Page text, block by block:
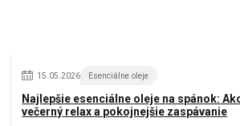
15 05 2026 Esenciálne oleje
Najlepšie esenciálne oleje na spánok:
večerný relax a pokojnejšie zaspávanie